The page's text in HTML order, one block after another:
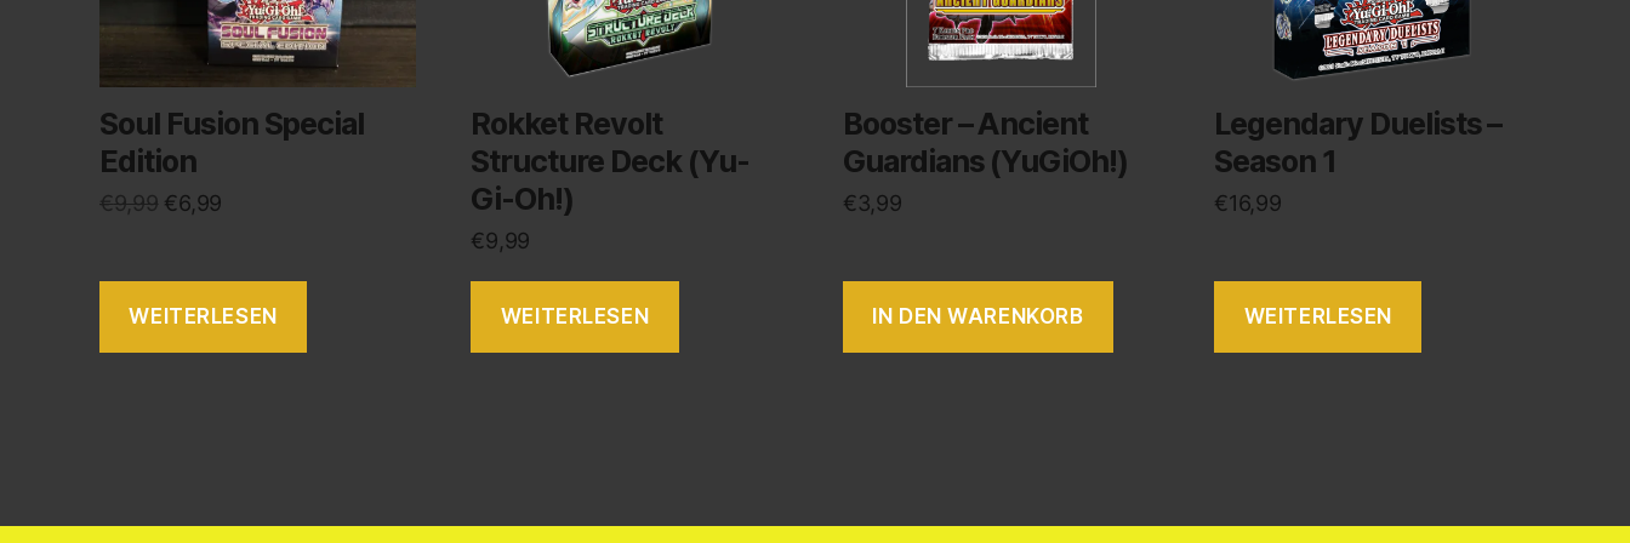
Soul Fusion Special
Edition
€9,99 €6,99
WEITERLESEN
Rokket Revolt
Structure Deck (Yu-
Gi-Oh!)
€9,99
WEITERLESEN
Booster – Ancient
Guardians (YuGiOh!)
€3,99
IN DEN WARENKORB
Legendary Duelists –
Season 1
€16,99
WEITERLESEN